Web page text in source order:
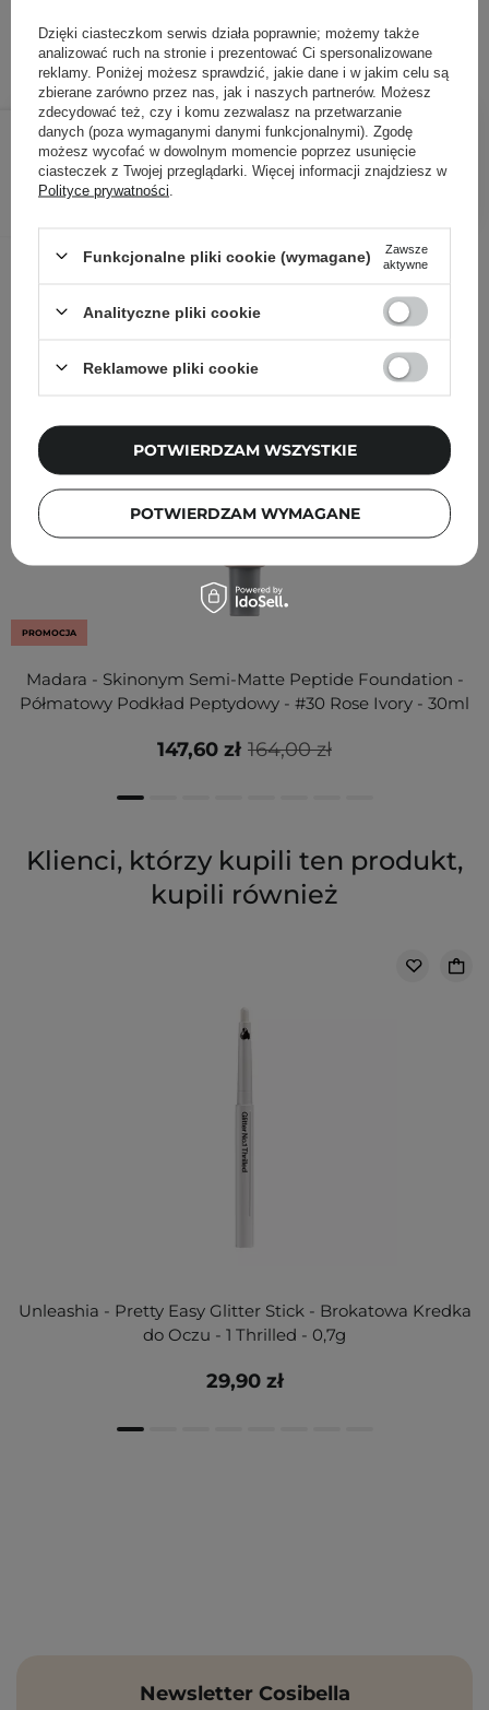
147,60 zł 164,00 zł /szt.
DODAJ DO KOSZYKA
Inni klienci sprawdzali również
PROMOCJA
Madara - Skinonym Semi-Matte Peptide Foundation -
Półmatowy Podkład Peptydowy - #30 Rose Ivory - 30ml
164,00 zł
147,60 zł
Klienci, którzy kupili ten produkt,
kupili również
Unleashia - Pretty Easy Glitter Stick - Brokatowa Kredka
do Oczu - 1 Thrilled - 0,7g
29,90 zł
Newsletter Cosibella
Dzięki ciasteczkom serwis działa poprawnie; możemy także
analizować ruch na stronie i prezentować Ci spersonalizowane
reklamy. Poniżej możesz sprawdzić, jakie dane i w jakim celu są
zbierane zarówno przez nas, jak i naszych partnerów. Możesz
zdecydować też, czy i komu zezwalasz na przetwarzanie
danych (poza wymaganymi danymi funkcjonalnymi). Zgodę
możesz wycofać w dowolnym momencie poprzez usunięcie
ciasteczek z Twojej przeglądarki. Więcej informacji znajdziesz w
Polityce prywatności
Funkcjonalne pliki cookie (wymagane)
Zawsze
aktywne
Analityczne pliki cookie
Reklamowe pliki cookie
POTWIERDZAM WYMAGANE
POTWIERDZAM WSZYSTKIE